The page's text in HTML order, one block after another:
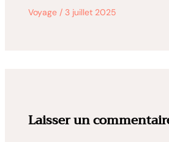
Voyage/ 3 juillet 2025
Laisser un